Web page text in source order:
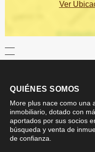
Ver
QUIÉNES SOMOS
More plus nace como una
inmobiliario, dotado con
aportados por sus socios
búsqueda y venta de
de confianza.